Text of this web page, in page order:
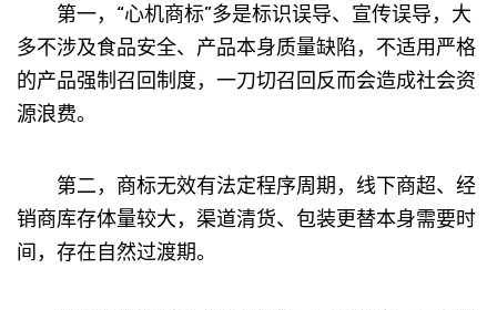
第一，“心机商标”多是标识误导、宣传误导，大
多不涉及食品安全、产品本身质量缺陷，不适用严格
的产品强制召回制度，一刀切召回反而会造成社会资
源浪费。
第二，商标无效有法定程序周期，线下商超、经
销商库存体量较大，渠道清货、包装更替本身需要时
间，存在自然过渡期。